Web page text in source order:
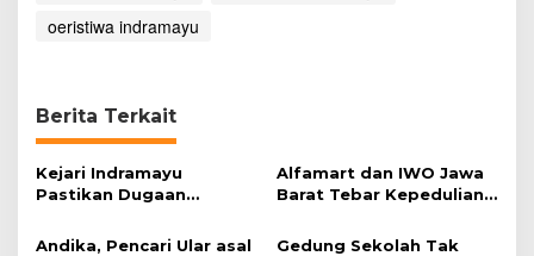
oeristiwa indramayu
Berita Terkait
Kejari Indramayu
Pastikan Dugaan
TDA Tak Terbukti
Alfamart dan IWO Jawa
Barat Tebar Kepedulian
Andika, Pencari Ular asal
Gedung Sekolah Tak